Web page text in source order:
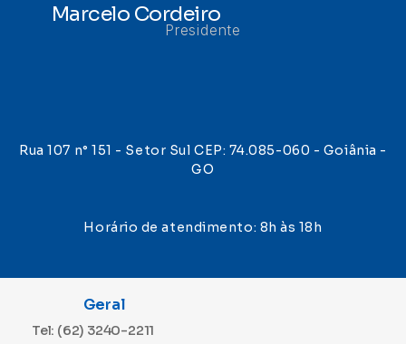
Marcelo Cordeiro
Presidente
Rua 107 n° 151 - Setor Sul CEP: 74.085-060 - Goiânia -
GO
Horário de atendimento: 8h às 18h
Geral
Tel: (62) 3240-2211